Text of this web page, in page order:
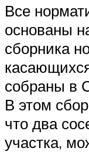
Все
основаны
сборника
собраны в
В этом
что два
участка,